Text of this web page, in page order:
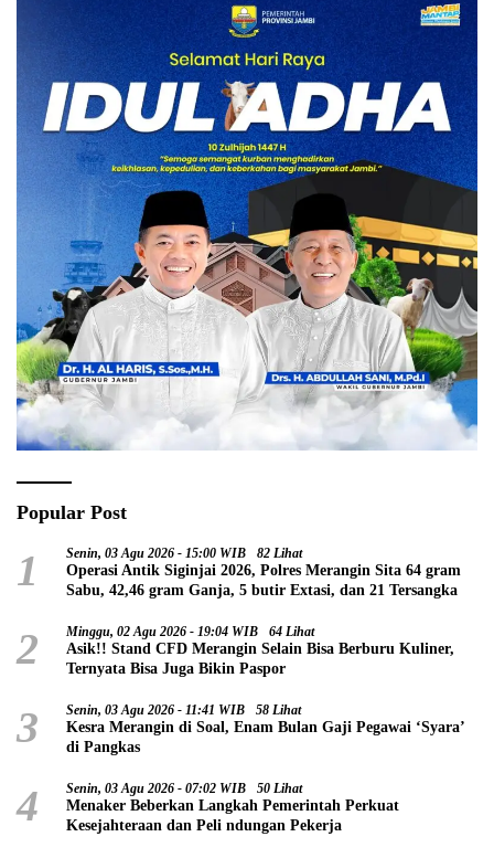
Popular Post
1 Senin, 03 Agu 2026 - 15:00 WIB 82 Lihat
Operasi Antik Siginjai 2026, Polres Merangin Sita 64 gram
Sabu, 42,46 gram Ganja, 5 butir Extasi, dan 21 Tersangka
2 Minggu, 02 Agu 2026 - 19:04 WIB 64 Lihat
Asik!! Stand CFD Merangin Selain Bisa Berburu Kuliner,
Ternyata Bisa Juga Bikin Paspor
3 Senin, 03 Agu 2026 - 11:41 WIB 58 Lihat
Kesra Merangin di Soal, Enam Bulan Gaji Pegawai ‘Syara’
di Pangkas
4 Senin, 03 Agu 2026 - 07:02 WIB 50 Lihat
Menaker Beberkan Langkah Pemerintah Perkuat
Kesejahteraan dan Peli ndungan Pekerja